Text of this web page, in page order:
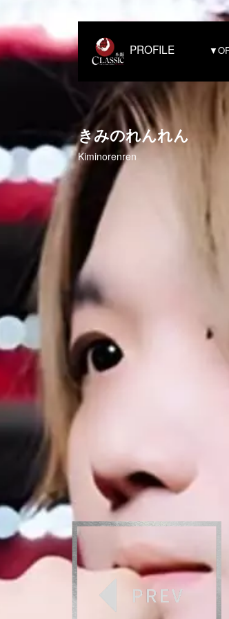
PROFILE
きみのれんれん
Kiminorenren